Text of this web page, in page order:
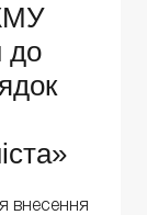
до
внесення